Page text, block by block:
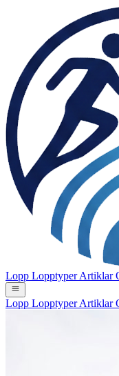
Lopp LopptyperArtiklar
Lopp LopptyperArtiklar